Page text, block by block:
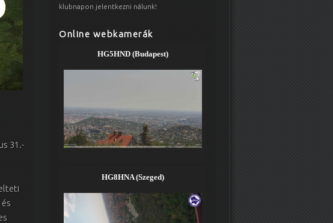
31.-
klubnapon jelentkezni nálunk!
Online webkamerák